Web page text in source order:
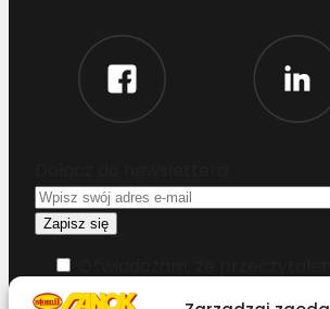
warunki korzystania z serwisu